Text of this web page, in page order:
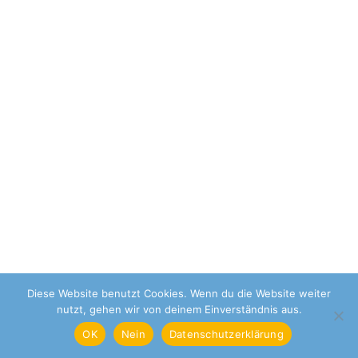
© Sonneneffekt UG | 2021
Datenschutz Disclaimer Impressum Sonneneffekt
Diese Website benutzt Cookies. Wenn du die Website weiter
nutzt, gehen wir von deinem Einverständnis aus.
OK
Nein Datenschutzerklärung